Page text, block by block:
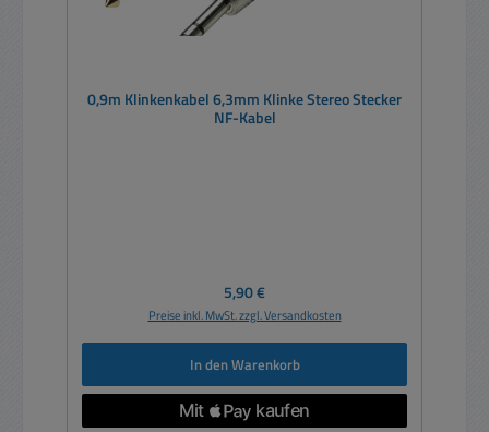
0,9m Klinkenkabel 6,3mm Klinke Stereo Stecker
NF-Kabel
Regulärer Preis:
5,90 €
Preise inkl. MwSt. zzgl. Versandkosten
In den Warenkorb